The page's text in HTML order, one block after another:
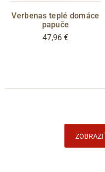
Verbenas teplé domáce
papuče
47,96 €